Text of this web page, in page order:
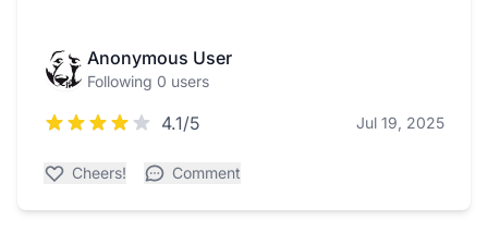
Anonymous User
Following 0 users
4.1/5 Jul 19, 2025
Cheers! Comment